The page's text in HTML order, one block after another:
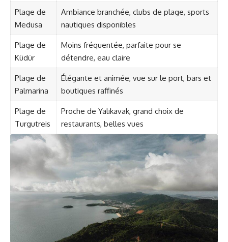
Plage de
Medusa
Ambiance branchée, clubs de plage, sports
nautiques disponibles
Plage de
Küdür
Moins fréquentée, parfaite pour se
détendre, eau claire
Plage de
Palmarina
Élégante et animée, vue sur le port, bars et
boutiques raffinés
Plage de
Turgutreis
Proche de Yalıkavak, grand choix de
restaurants, belles vues